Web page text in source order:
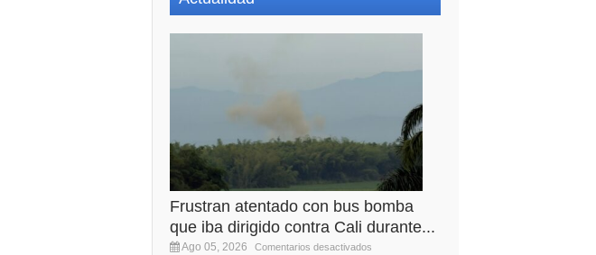
Frustran atentado con bus bomba
que iba dirigido contra Cali durante...
Ago 05, 2026 Comentarios desactivados